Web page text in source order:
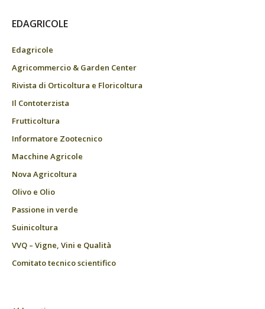
EDAGRICOLE
Edagricole
Agricommercio & Garden Center
Rivista di Orticoltura e Floricoltura
Il Contoterzista
Frutticoltura
Informatore Zootecnico
Macchine Agricole
Nova Agricoltura
Olivo e Olio
Passione in verde
Suinicoltura
VVQ – Vigne, Vini e Qualità
Comitato tecnico scientifico